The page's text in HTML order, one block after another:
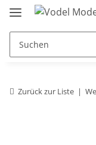
Zurück zur Liste